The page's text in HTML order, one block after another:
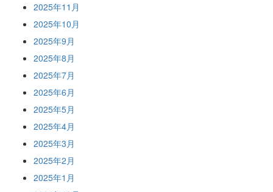
2025年11月
2025年10月
2025年9月
2025年8月
2025年7月
2025年6月
2025年5月
2025年4月
2025年3月
2025年2月
2025年1月